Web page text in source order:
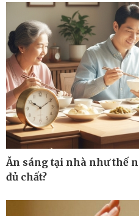
Ô tô - Xe máy
Ô tô
Xe máy
Tư vấn
Ăn sáng tại nhà như thế
đủ chất?